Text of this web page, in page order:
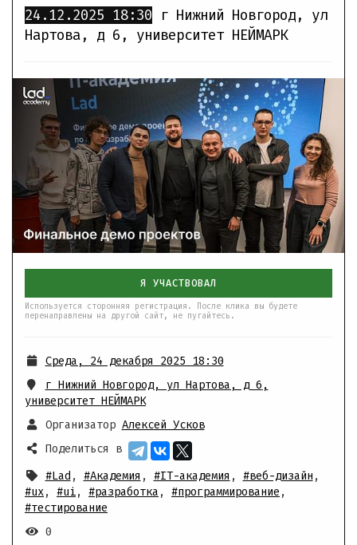
24.12.2025 18:30
г Нижний Новгород, ул
Нартова, д 6 , университет НЕЙМАРК
Я УЧАСТВОВАЛ
Используется сторонняя регистрация. После клика вы будете
перенаправлены на другой сайт, не пугайтесь.
Среда, 24 декабря 2025 18:30
г Нижний Новгород, ул Нартова, д 6 ,
университет НЕЙМАРК
Организатор Алексей Усков
Поделиться в
#Lad , #Академия , #IT-академия , #веб-дизайн ,
#ux, #ui, #разработка , #программирование ,
#тестирование
0